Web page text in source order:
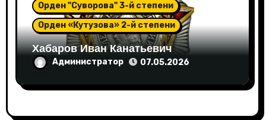
Орден "Суворова" 3-й степени
Орден «Кутузова» 2-й степени
Хабаров Иван Канатьевич
Администратор 07.05.2026